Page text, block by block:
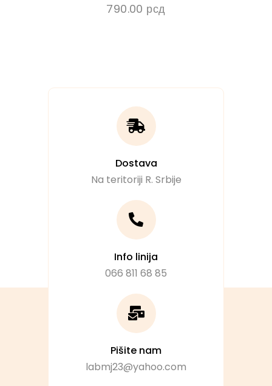
790.00 рсд
Dostava
Na teritoriji R. Srbije
Info linija
066 811 68 85
Pišite nam
labmj23@yahoo.com